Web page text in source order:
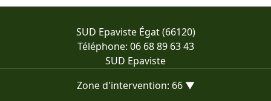
SUD Epaviste Égat (66120)
Téléphone: 06 68 89 63 43
SUD Epaviste
Zone d'intervention: 66 ▼